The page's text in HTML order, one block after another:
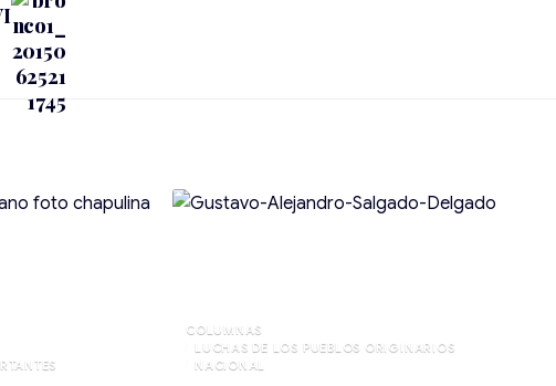
LUCHAS DE LOS PUEBLOS ORIGINARIOS
NACIONAL